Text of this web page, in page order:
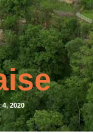
2020